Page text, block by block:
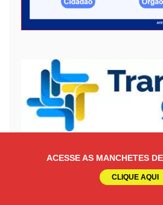
ACESSE AS MANCHETES
CLIQUE AQUI